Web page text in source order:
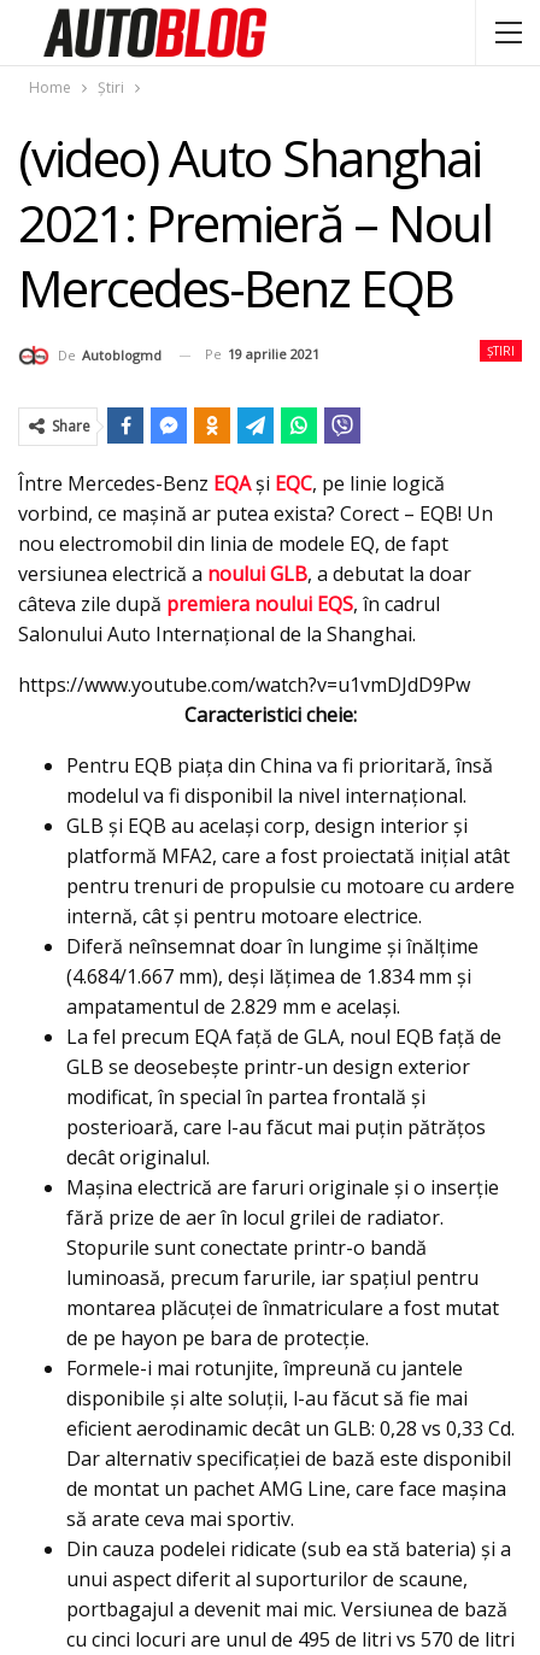
Home Știri
(video) Auto Shanghai
2021: Premieră – Noul
Mercedes-Benz EQB
ȘTIRI
De Autoblogmd Pe 19 aprilie 2021
Share
Între Mercedes-Benz EQAşi EQC, pe linie logică
vorbind, ce maşină ar putea exista? Corect – EQB! Un
nou electromobil din linia de modele EQ, de fapt
versiunea electrică a noului GLB, a debutat la doar
câteva zile după premiera noului EQS, în cadrul
Salonului Auto Internaţional de la Shanghai.
https://www.youtube.com/watch?v=u1vmDJdD9Pw
Caracteristici cheie:
Pentru EQB piaţa din China va fi prioritară, însă
modelul va fi disponibil la nivel internaţional.
GLB și EQB au același corp, design interior și
platformă MFA2, care a fost proiectată inițial atât
pentru trenuri de propulsie cu motoare cu ardere
internă, cât și pentru motoare electrice.
Diferă neînsemnat doar în lungime şi înălţime
(4.684/1.667 mm), deşi lăţimea de 1.834 mm şi
ampatamentul de 2.829 mm e acelaşi.
La fel precum EQA faţă de GLA, noul EQB faţă de
GLB se deosebeşte printr-un design exterior
modificat, în special în partea frontală şi
posterioară, care l-au făcut mai puţin pătrăţos
decât originalul.
Mașina electrică are faruri originale și o inserţie
fără prize de aer în locul grilei de radiator.
Stopurile sunt conectate printr-o bandă
luminoasă, precum farurile, iar spaţiul pentru
montarea plăcuţei de înmatriculare a fost mutat
de pe hayon pe bara de protecţie.
Formele-i mai rotunjite, împreună cu jantele
disponibile şi alte soluţii, l-au făcut să fie mai
eficient aerodinamic decât un GLB: 0,28 vs 0,33 Cd.
Dar alternativ specificației de bază este disponibil
de montat un pachet AMG Line, care face maşina
să arate ceva mai sportiv.
Din cauza podelei ridicate (sub ea stă bateria) și a
unui aspect diferit al suporturilor de scaune,
portbagajul a devenit mai mic. Versiunea de bază
cu cinci locuri are unul de 495 de litri vs 570 de litri